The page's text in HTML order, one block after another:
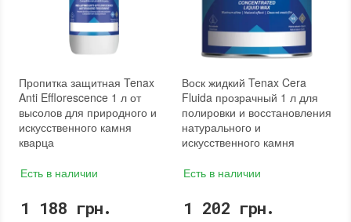
Пропитка защитная Tenax
Anti Efflorescence 1 л от
высолов для природного и
искусственного камня
кварца
Есть в наличии
1 188 грн.
Воск жидкий Tenax Cera
Fluida прозрачный 1 л для
полировки и восстановления
натурального и
искусственного камня
Есть в наличии
1 202 грн.